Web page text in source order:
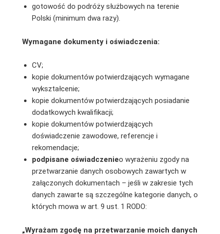
gotowość do podróży służbowych na terenie
Polski (minimum dwa razy).
Wymagane dokumenty i oświadczenia:
CV;
kopie dokumentów potwierdzających wymagane
wykształcenie;
kopie dokumentów potwierdzających posiadanie
dodatkowych kwalifikacji;
kopie dokumentów potwierdzających
doświadczenie zawodowe, referencje i
rekomendacje;
podpisane oświadczenieo wyrażeniu zgody na
przetwarzanie danych osobowych zawartych w
załączonych dokumentach – jeśli w zakresie tych
danych zawarte są szczególne kategorie danych, o
których mowa w art. 9 ust. 1 RODO:
„Wyrażam zgodę na przetwarzanie moich danych